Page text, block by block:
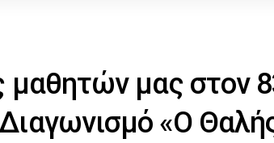
μαθητών μας στον
«Ο